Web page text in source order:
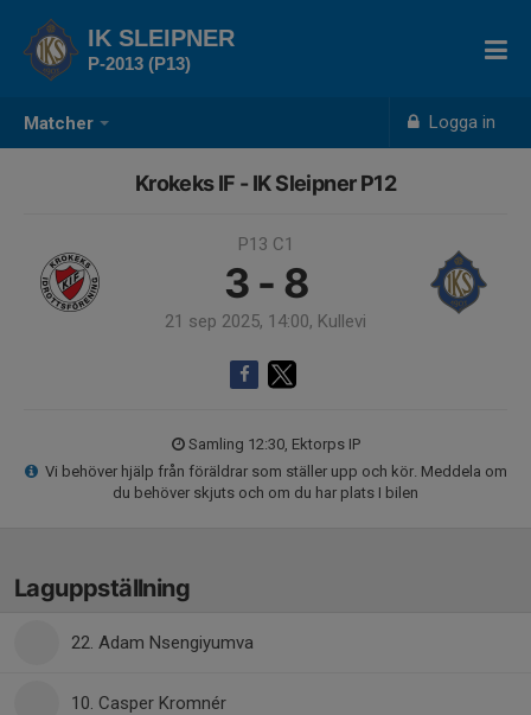
Matcher Logga in
IK SLEIPNER
P-2013 (P13)
Krokeks IF - IK Sleipner P12
P13 C1
3 - 8
21 sep 2025, 14:00, Kullevi
Samling 12:30, Ektorps IP
Vi behöver hjälp från föräldrar som ställer upp och kör. Meddela om
du behöver skjuts och om du har plats I bilen
Laguppställning
22. Adam Nsengiyumva
10. Casper Kromnér